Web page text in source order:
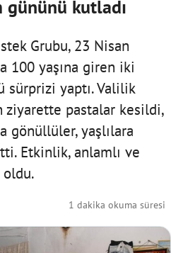
gününü kutladı
Grubu, 23 Nisan
100 yaşına giren iki
sürprizi yaptı. Valilik
pastalar kesildi,
gönüllüler, yaşlılara
Etkinlik, anlamlı ve
1 dakika okuma süresi